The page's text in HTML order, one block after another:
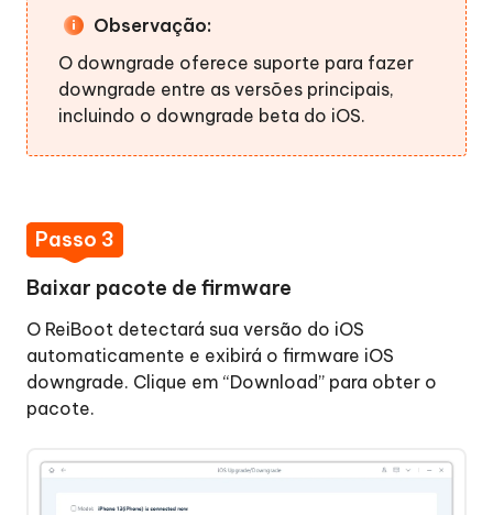
do
iPhone
Observação:
O downgrade oferece suporte para fazer
downgrade entre as versões principais,
incluindo o downgrade beta do iOS.
Passo 3
Baixar pacote de firmware
O ReiBoot detectará sua versão do iOS
automaticamente e exibirá o firmware iOS
downgrade. Clique em “Download” para obter o
pacote.